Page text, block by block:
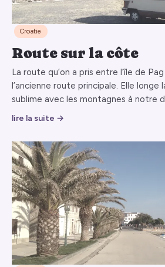
Croatie
Route sur la côte
La route qu’on a pris entre l’île de
l’ancienne route principale. Elle
sublime avec les montagnes à notre
lire la suite →